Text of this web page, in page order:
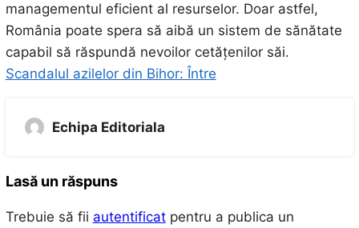
managementul eficient al resurselor. Doar astfel,
România poate spera să aibă un sistem de sănătate
capabil să răspundă nevoilor cetățenilor săi.
Scandalul azilelor din Bihor: Între
Echipa Editoriala
Lasă un răspuns
Trebuie să fii autentificatpentru a publica un